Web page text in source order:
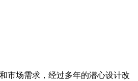
市场需求，经过多年的潜心设计改